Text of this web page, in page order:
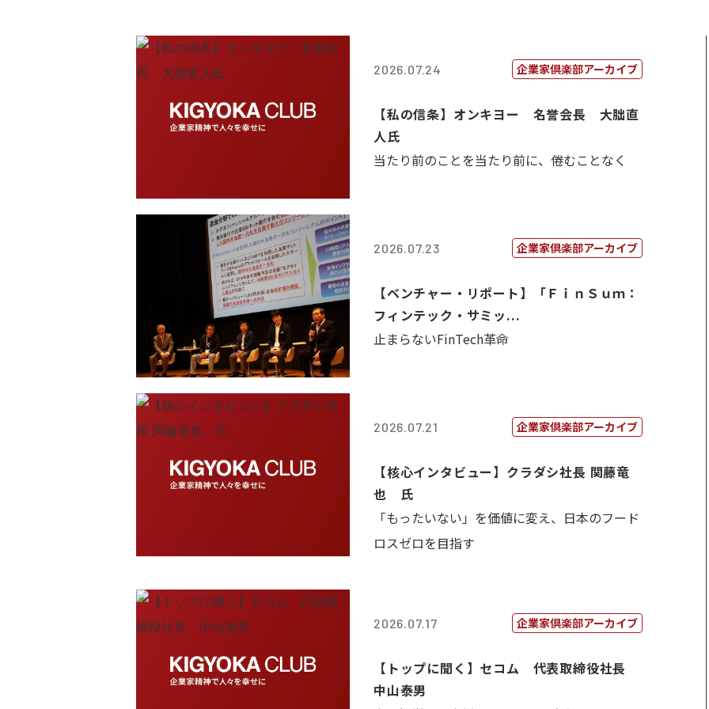
2026.07.24 企業家倶楽部アーカイブ
【私の信条】オンキヨー 名誉会長 大朏直
人氏
当たり前のことを当たり前に、倦むことなく
2026.07.23 企業家倶楽部アーカイブ
【ベンチャー・リポート】「ＦｉｎＳｕｍ：
フィンテック・サミッ...
止まらないFinTech革命
2026.07.21 企業家倶楽部アーカイブ
【核心インタビュー】クラダシ社長 関藤竜
也 氏
「もったいない」を価値に変え、日本のフード
ロスゼロを目指す
2026.07.17 企業家倶楽部アーカイブ
【トップに聞く】セコム 代表取締役社長
中山泰男